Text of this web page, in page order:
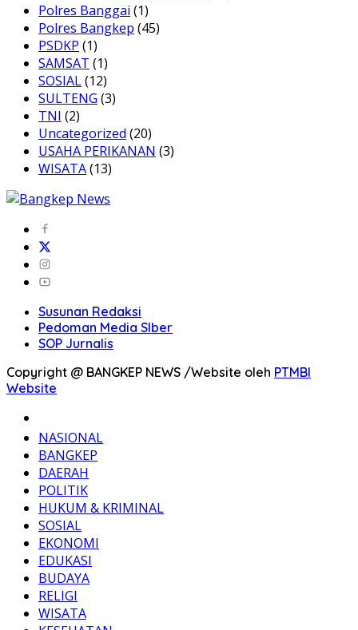
Polres Banggai (1)
Polres Bangkep (45)
PSDKP (1)
SAMSAT (1)
SOSIAL(12)
SULTENG (3)
TNI (2)
Uncategorized (20)
USAHA PERIKANAN (3)
WISATA(13)
Susunan Redaksi
Pedoman Media SIber
SOP Jurnalis
Copyright @ BANGKEP NEWS /Website oleh PTMBI
Website
NASIONAL
BANGKEP
DAERAH
POLITIK
HUKUM & KRIMINAL
SOSIAL
EKONOMI
EDUKASI
BUDAYA
RELIGI
WISATA